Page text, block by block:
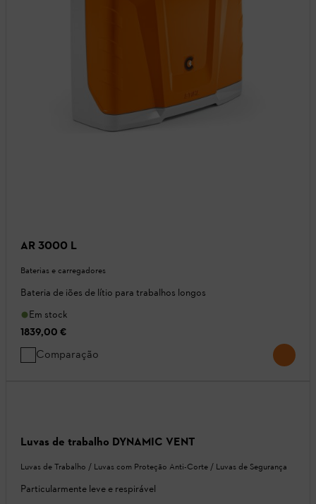
AR 3000 L
Baterias e carregadores
Bateria de iões de lítio para trabalhos longos
Em stock
1839,00 €
Comparação
Luvas de trabalho DYNAMIC VENT
Luvas de Trabalho / Luvas com Proteção Anti-Corte / Luvas de Segurança
Particularmente leve e respirável